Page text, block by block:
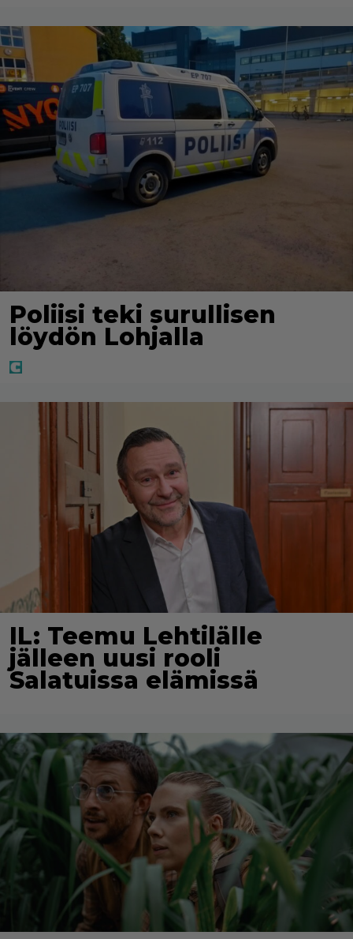
Poliisi teki surullisen
löydön Lohjalla
IL: Teemu Lehtilälle
jälleen uusi rooli
Salatuissa elämissä